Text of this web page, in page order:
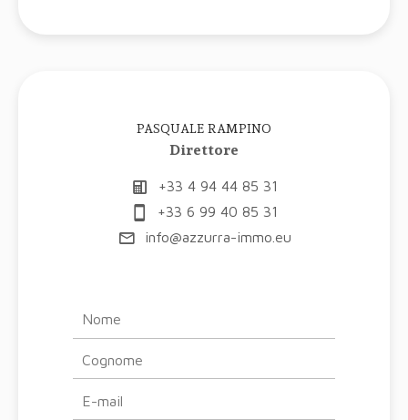
PASQUALE RAMPINO
Direttore
+33 4 94 44 85 31
+33 6 99 40 85 31
info@azzurra-immo.eu